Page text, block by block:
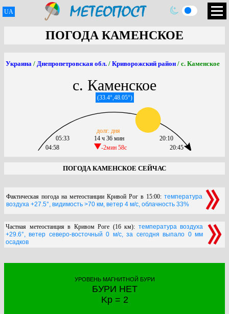
UA
ПОГОДА КАМЕНСКОЕ
Украина / Днепропетровская обл. / Криворожский район / с. Каменское
с. Каменское
(33.4°,48.05°)
04:58
05:33
14 ч 36 мин
-2мин 58c
долг. дня
20:45
20:10
ПОГОДА КАМЕНСКОЕ СЕЙЧАС
Фактическая погода на метеостанции Кривой Рог в 15:00: температура
воздуха +27.5°, видимость >70 км, ветер 4 м/с, облачность 33%
Частная метеостанция в Кривом Роге (16 км): температура воздуха
+29.6°, ветер северо-восточный 0 м/с, за сегодня выпало 0 мм
осадков
УРОВЕНЬ МАГНИТНОЙ БУРИ
БУРИ НЕТ
Kp = 2